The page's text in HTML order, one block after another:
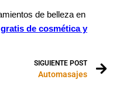
de belleza en
de cosmética y
SIGUIENTE POST
Automasajes